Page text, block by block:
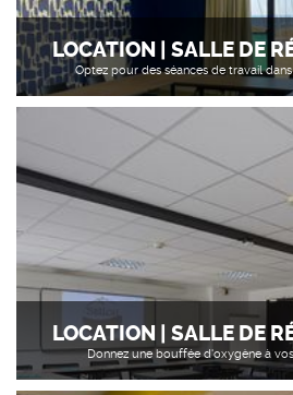
LOCATION | SALLE DE
Optez pour des séances de travail
LOCATION | SALLE DE
Donnez une bouffée d'oxygène à